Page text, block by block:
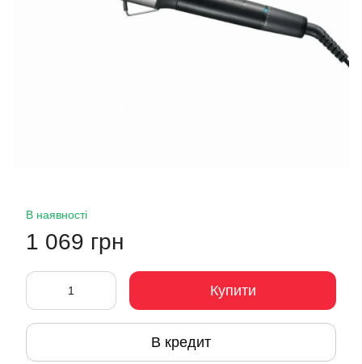
В наявності
1 069 грн
Купити
В кредит